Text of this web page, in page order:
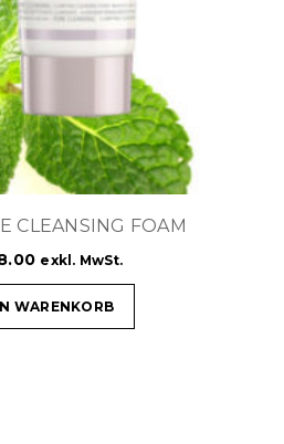
CLEANSING FOAM
exkl. MwSt.
WARENKORB